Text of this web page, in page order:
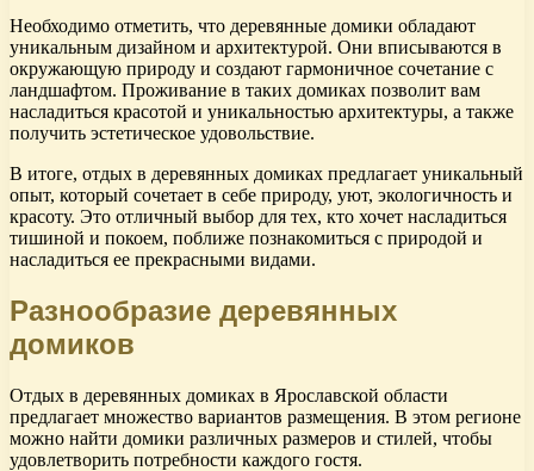
Необходимо отметить, что деревянные домики обладают
уникальным дизайном и архитектурой. Они вписываются в
окружающую природу и создают гармоничное сочетание с
ландшафтом. Проживание в таких домиках позволит вам
насладиться красотой и уникальностью архитектуры, а также
получить эстетическое удовольствие.
В итоге, отдых в деревянных домиках предлагает уникальный
опыт, который сочетает в себе природу, уют, экологичность и
красоту. Это отличный выбор для тех, кто хочет насладиться
тишиной и покоем, поближе познакомиться с природой и
насладиться ее прекрасными видами.
Разнообразие деревянных
домиков
Отдых в деревянных домиках в Ярославской области
предлагает множество вариантов размещения. В этом регионе
можно найти домики различных размеров и стилей, чтобы
удовлетворить потребности каждого гостя.